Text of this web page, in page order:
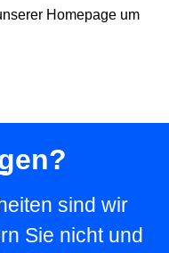
Homepage um
sind wir
Sie nicht und